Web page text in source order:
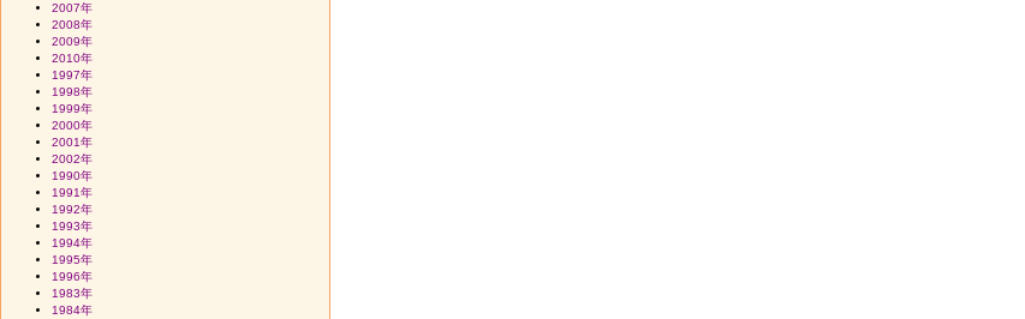
2007年
2008年
2009年
2010年
1997年
1998年
1999年
2000年
2001年
2002年
1990年
1991年
1992年
1993年
1994年
1995年
1996年
1983年
1984年